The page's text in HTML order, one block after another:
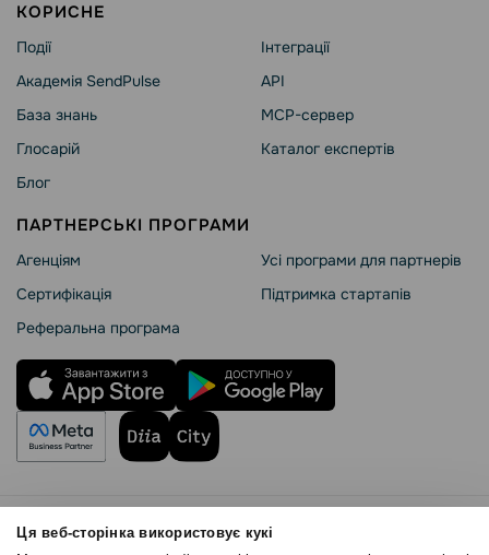
Ця веб-сторінка використовує кукі
КОРИСНЕ
Події
Академія SendPulse
База знань
Глосарій
Блог
Інтеграції
API
MCP-сервер
Каталог експертів
ПАРТНЕРСЬКІ ПРОГРАМИ
Агенціям
Сертифікація
Реферальна програма
Усі програми для партнерів
Підтримка стартапів
Правила користування